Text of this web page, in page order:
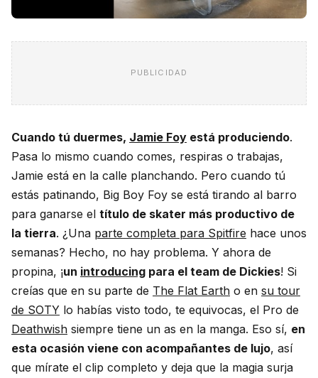
PUBLICIDAD
Cuando tú duermes, Jamie Foy está produciendo.
Pasa lo mismo cuando comes, respiras o trabajas,
Jamie está en la calle planchando. Pero cuando tú
estás patinando, Big Boy Foy se está tirando al barro
para ganarse el título de skater más productivo de
la tierra. ¿Una parte completa para Spitfire hace unos
semanas? Hecho, no hay problema. Y ahora de
propina, ¡un introducing para el team de Dickies! Si
creías que en su parte de The Flat Earth o en su tour
de SOTY lo habías visto todo, te equivocas, el Pro de
Deathwish siempre tiene un as en la manga. Eso sí, en
esta ocasión viene con acompañantes de lujo, así
que mírate el clip completo y deja que la magia surja